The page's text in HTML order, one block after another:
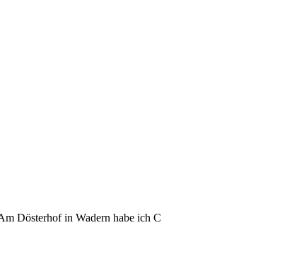
Dösterhof in Wadern habe ich C